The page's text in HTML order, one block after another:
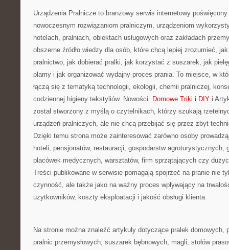
Urządzenia Pralnicze to branżowy serwis internetowy
nowoczesnym rozwiązaniom pralniczym, urządzeniom
hotelach, pralniach, obiektach usługowych oraz zakładach
obszerne źródło wiedzy dla osób, które chcą lepiej zrozumieć, jak
pralnictwo, jak dobierać pralki, jak korzystać z suszarek, jak
plamy i jak organizować wydajny proces prania. To miejsce, w
łączą się z tematyką technologii, ekologii, chemii pralniczej,
codziennej higieny tekstyliów. Nowości: Domowe Triki i DIY i
został stworzony z myślą o czytelnikach, którzy szukają
urządzeń pralniczych, ale nie chcą przebijać się przez zbyt
Dzięki temu strona może zainteresować zarówno osoby
hoteli, pensjonatów, restauracji, gospodarstw agroturystycznych,
placówek medycznych, warsztatów, firm sprzątających czy
Treści publikowane w serwisie pomagają spojrzeć na pranie nie
czynność, ale także jako na ważny proces wpływający na
użytkowników, koszty eksploatacji i jakość obsługi klienta.
Na stronie można znaleźć artykuły dotyczące pralek domowych,
pralnic przemysłowych, suszarek bębnowych, magli, stołów